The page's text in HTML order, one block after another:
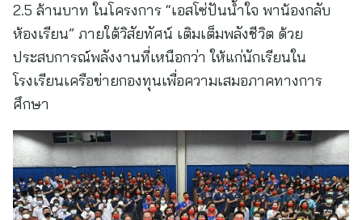
2.5 ล้านบาท ในโครงการ “เอสโซ่ปันน้ำใจ พาน้องกลับ
ห้องเรียน” ภายใต้วิสัยทัศน์ เติมเต็มพลังชีวิต ด้วย
ประสบการณ์พลังงานที่เหนือกว่า ให้แก่นักเรียนใน
โรงเรียนเครือข่ายกองทุนเพื่อความเสมอภาคทางการ
ศึกษา